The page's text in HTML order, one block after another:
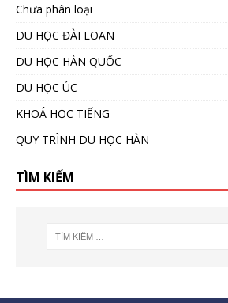
Chưa phân loại
DU HỌC ĐÀI LOAN
DU HỌC HÀN QUỐC
DU HỌC ÚC
KHOÁ HỌC TIẾNG
QUY TRÌNH DU HỌC HÀN
TÌM KIẾM